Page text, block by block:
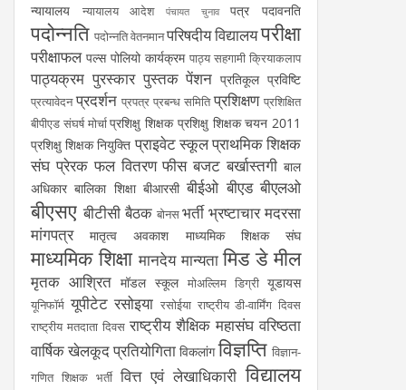
न्यायालय न्यायालय आदेश पंचायत चुनाव पत्र पदावनति
पदोन्नति पदोन्नति वेतनमानपरिषदीय विद्यालयपरीक्षा
परीक्षाफल पल्स पोलियो कार्यक्रम पाठ्य सहगामी क्रियाकलाप
पाठ्यक्रम पुरस्कार पुस्तक पेंशन प्रतिकूल प्रविष्टि
प्रत्यावेदन प्रदर्शन प्रपत्र प्रबन्ध समिति प्रशिक्षण प्रशिक्षित
बीपीएड संघर्ष मोर्चा प्रशिक्षु शिक्षक प्रशिक्षु शिक्षक चयन 2011
प्रशिक्षु शिक्षक नियुक्ति प्राइवेट स्कूलप्राथमिक शिक्षक
संघ प्रेरक फल वितरण फीस बजट बर्खास्तगी बाल
अधिकार बालिका शिक्षा बीआरसी बीईओ बीएड बीएलओ
बीएसए बीटीसी बैठक बोनस भर्ती भ्रष्टाचार मदरसा
मांगपत्र
मातृत्व अवकाश माध्यमिक शिक्षक संघ
माध्यमिक शिक्षा मानदेय मान्यता मिड डे मील
मृतक आश्रित मॉडल स्कूल मोअल्लिम डिग्री यूडायस
यूनिफॉर्म यूपीटेट रसोइया रसोईया राष्ट्रीय डी-वार्मिंग दिवस
राष्ट्रीय मतदाता दिवस राष्ट्रीय शैक्षिक महासंघ वरिष्ठता
वार्षिक खेलकूद प्रतियोगिता विकलांग विज्ञप्ति विज्ञान-
गणित शिक्षक भर्ती वित्त एवं लेखाधिकारी विद्यालय